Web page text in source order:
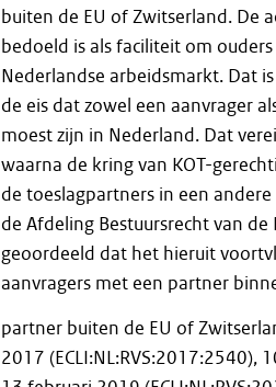
buiten de EU of Zwitserland. De
bedoeld is als faciliteit om
Nederlandse arbeidsmarkt. Dat
de eis dat zowel een aanvrager
moest zijn in Nederland. Dat
waarna de kring van KOT-
de toeslagpartners in een
de Afdeling Bestuursrecht van
geoordeeld dat het hieruit
aanvragers met een partner
partner buiten de EU of
2017 (ECLI:NL:RVS:2017:2540),